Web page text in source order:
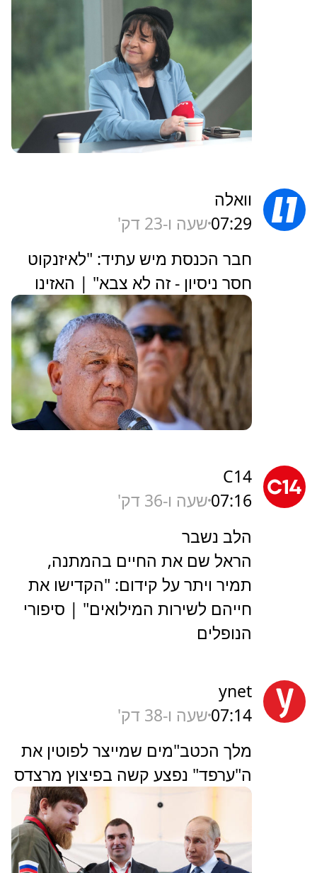
וואלה
07:29שעה ו-23 דק'
חבר הכנסת מיש עתיד: "לאיזנקוט
חסר ניסיון - זה לא צבא" | האזינו
C14
07:16שעה ו-36 דק'
הלב נשבר
הראל שם את החיים בהמתנה,
תמיר ויתר על קידום: "הקדישו את
חייהם לשירות המילואים" | סיפורי
הנופלים
ynet
07:14שעה ו-38 דק'
מלך הכטב"מים שמייצר לפוטין את
ה"ערפד" נפצע קשה בפיצוץ מרצדס